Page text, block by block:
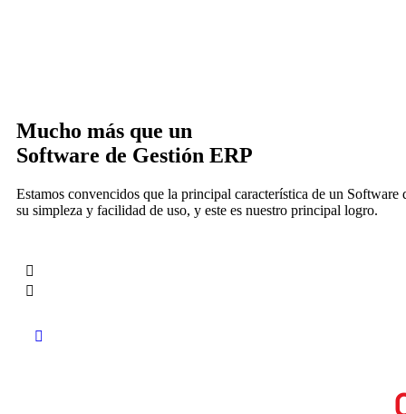
Mucho más que un
Software de Gestión ERP
Estamos convencidos que la principal característica de un Software
su simpleza y facilidad de uso, y este es nuestro principal logro.